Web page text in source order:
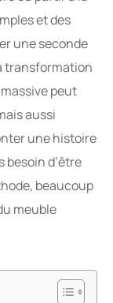
et des
une seconde
transformation
peut
aussi
une histoire
besoin d’être
beaucoup
meuble